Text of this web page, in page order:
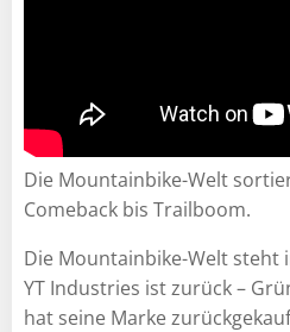
Die Mountainbike-Welt
Comeback bis Trailboom.
Die Mountainbike-Welt steht
YT Industries ist zurück –
hat seine Marke